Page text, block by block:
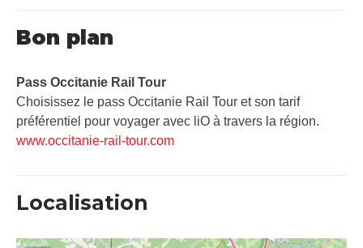
Bon plan
Pass Occitanie Rail Tour​
Choisissez le pass Occitanie Rail Tour et son tarif
préférentiel pour voyager avec liO à travers la région.
www.occitanie-rail-tour.com
Localisation